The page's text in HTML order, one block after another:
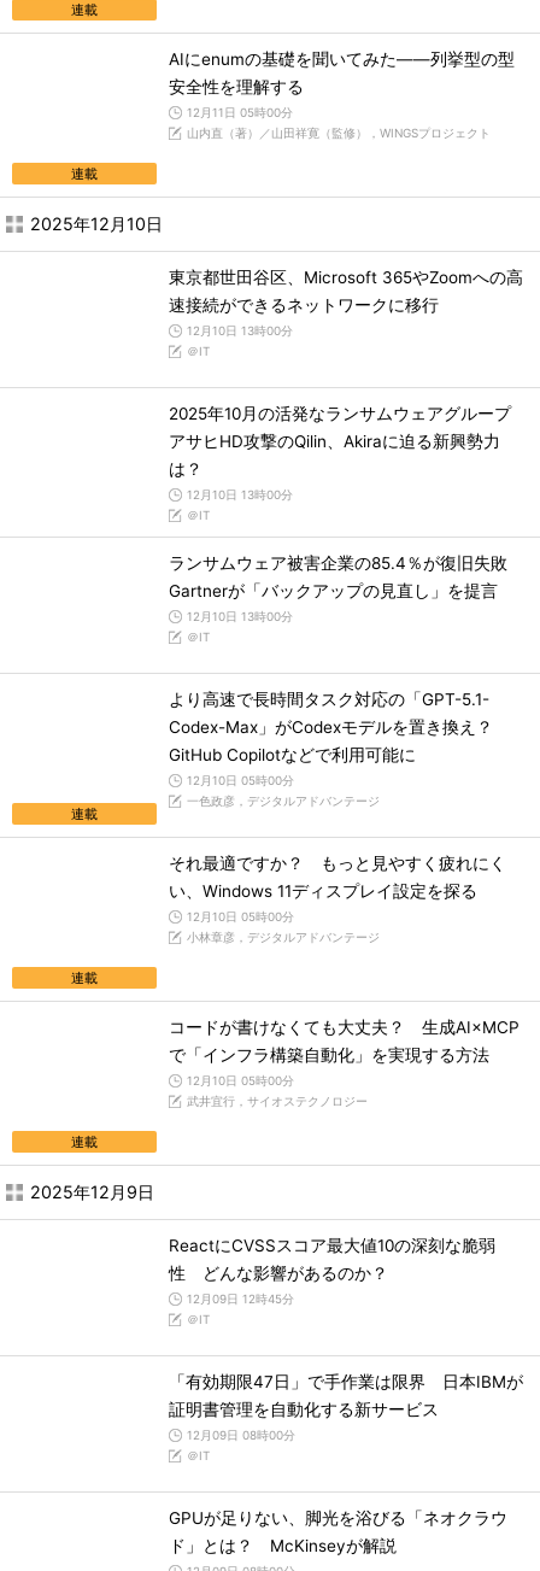
連載
連載
AIにenumの基礎を聞いてみた――列挙型の型
安全性を理解する
12月11日 05時00分
山内直（著）／山田祥寛（監修），WINGSプロジェクト
2025年12月10日
東京都世田谷区、Microsoft 365やZoomへの高
速接続ができるネットワークに移行
12月10日 13時00分
＠IT
2025年10月の活発なランサムウェアグループ
アサヒHD攻撃のQilin、Akiraに迫る新興勢力
は？
12月10日 13時00分
＠IT
ランサムウェア被害企業の85.4％が復旧失敗
Gartnerが「バックアップの見直し」を提言
12月10日 13時00分
＠IT
連載
より高速で長時間タスク対応の「GPT-5.1-
Codex-Max」がCodexモデルを置き換え？
GitHub Copilotなどで利用可能に
12月10日 05時00分
一色政彦，デジタルアドバンテージ
連載
それ最適ですか？ もっと見やすく疲れにく
い、Windows 11ディスプレイ設定を探る
12月10日 05時00分
小林章彦，デジタルアドバンテージ
連載
コードが書けなくても大丈夫？ 生成AI×MCP
で「インフラ構築自動化」を実現する方法
12月10日 05時00分
武井宜行，サイオステクノロジー
2025年12月9日
ReactにCVSSスコア最大値10の深刻な脆弱
性 どんな影響があるのか？
12月09日 12時45分
＠IT
「有効期限47日」で手作業は限界 日本IBMが
証明書管理を自動化する新サービス
12月09日 08時00分
＠IT
GPUが足りない、脚光を浴びる「ネオクラウ
ド」とは？ McKinseyが解説